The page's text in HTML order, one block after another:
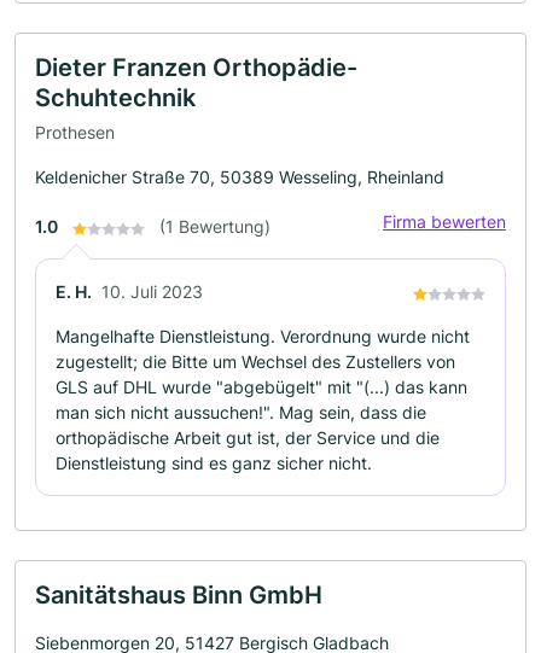
Dieter Franzen Orthopädie-
Schuhtechnik
Prothesen
Keldenicher Straße 70, 50389 Wesseling, Rheinland
1.0 (1 Bewertung) Firma bewerten
E. H. 10. Juli 2023
Mangelhafte Dienstleistung. Verordnung wurde nicht
zugestellt; die Bitte um Wechsel des Zustellers von
GLS auf DHL wurde "abgebügelt" mit "(...) das kann
man sich nicht aussuchen!". Mag sein, dass die
orthopädische Arbeit gut ist, der Service und die
Dienstleistung sind es ganz sicher nicht.
Sanitätshaus Binn GmbH
Siebenmorgen 20, 51427 Bergisch Gladbach